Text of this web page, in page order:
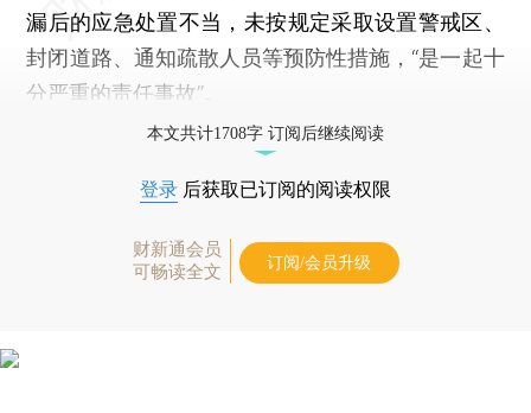
漏后的应急处置不当，未按规定采取设置警戒区、
封闭道路、通知疏散人员等预防性措施，“是一起十
分严重的责任事故”。
本文共计1708字 订阅后继续阅读
登录 后获取已订阅的阅读权限
财新通会员
可畅读全文
订阅/会员升级